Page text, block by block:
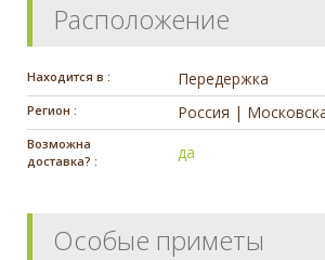
Расположение
Находится в : Передержка
Регион : Россия |
Возможна
доставка? :
да
Особые приметы